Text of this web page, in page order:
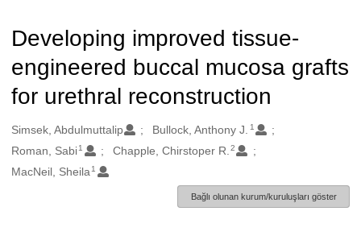
Developing improved tissue-
engineered buccal mucosa grafts
for urethral reconstruction
Oluşturanlar
Simsek, Abdulmuttalip Bullock, Anthony J. 1
Roman, Sabi1 Chapple, Chirstoper R. 2
MacNeil, Sheila 1
Bağlı olunan kurum/kuruluşları göster